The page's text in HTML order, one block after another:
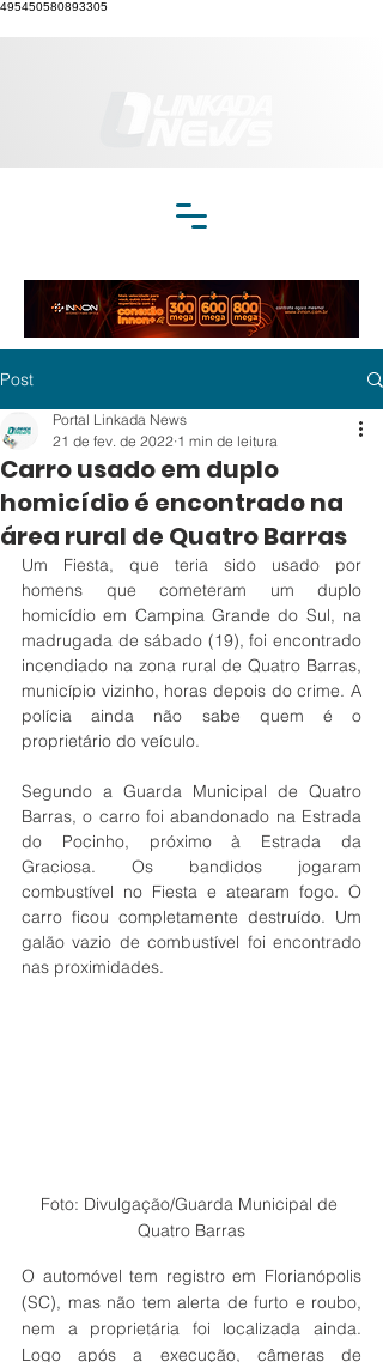
495450580893305
Post
Carro usado em duplo
homicídio é encontrado na
área rural de Quatro Barras
Portal Linkada News
21 de fev. de 2022 1 min de leitura
Um Fiesta, que teria sido usado por
homens que cometeram um duplo
homicídio em Campina Grande do Sul, na
madrugada de sábado (19), foi encontrado
incendiado na zona rural de Quatro Barras,
município vizinho, horas depois do crime. A
polícia ainda não sabe quem é o
proprietário do veículo.
Segundo a Guarda Municipal de Quatro
Barras, o carro foi abandonado na Estrada
do Pocinho, próximo à Estrada da
Graciosa. Os bandidos jogaram
combustível no Fiesta e atearam fogo. O
carro ficou completamente destruído. Um
galão vazio de combustível foi encontrado
nas proximidades.
Foto: Divulgação/Guarda Municipal de
Quatro Barras
O automóvel tem registro em Florianópolis
(SC), mas não tem alerta de furto e roubo,
nem a proprietária foi localizada ainda.
Logo após a execução, câmeras de